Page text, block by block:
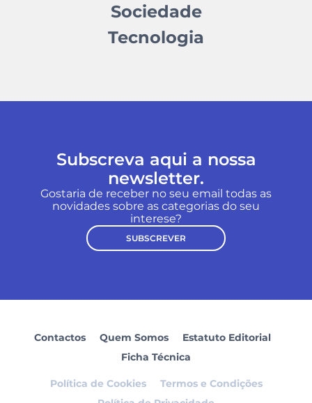
Sociedade
Tecnologia
Subscreva aqui a nossa
newsletter.
Gostaria de receber no seu email todas as
novidades sobre as categorias do seu
interese?
SUBSCREVER
Contactos Quem Somos
Estatuto Editorial
Ficha Técnica
Política de Cookies
Termos e Condições